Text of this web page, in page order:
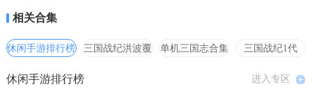
相关合集
休闲手游排行榜
三国战纪洪波覆
单机三国志合集
三国战纪1代
休闲手游排行榜 进入专区